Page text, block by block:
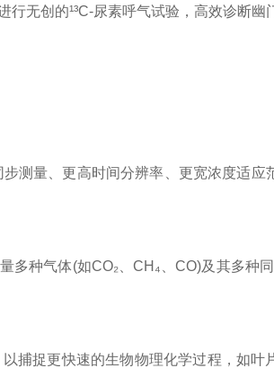
无创的¹³C-尿素呼气试验，高效诊断幽
测量、更高时间分辨率、更宽浓度适应
种气体(如CO₂、CH₄、CO)及其多种同
捉更快速的生物物理化学过程，如叶